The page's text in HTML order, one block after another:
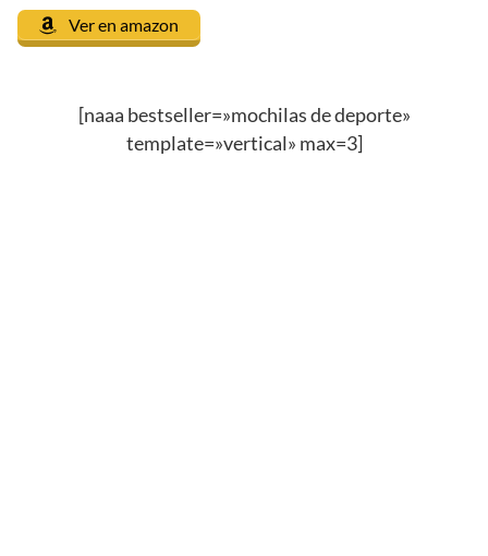
Ver en amazon
[naaa bestseller=»mochilas de deporte»
template=»vertical» max=3]